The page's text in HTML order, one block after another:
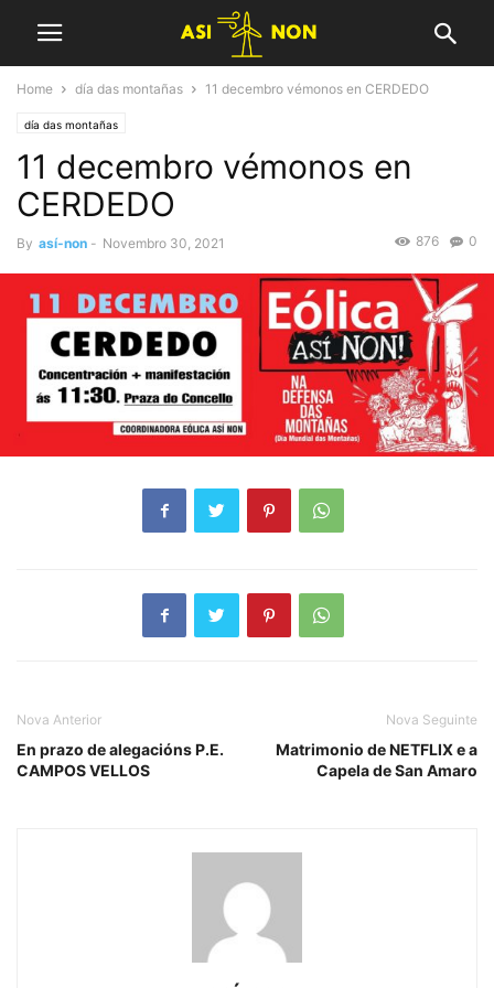
Home día das montañas 11 decembro vémonos en CERDEDO
día das montañas
11 decembro vémonos en
CERDEDO
By así-non - Novembro 30, 2021 0
876
Nova Anterior
En prazo de alegacións P.E.
CAMPOS VELLOS
Nova Seguinte
Matrimonio de NETFLIX e a
Capela de San Amaro